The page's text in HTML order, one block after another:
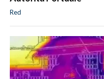
Red